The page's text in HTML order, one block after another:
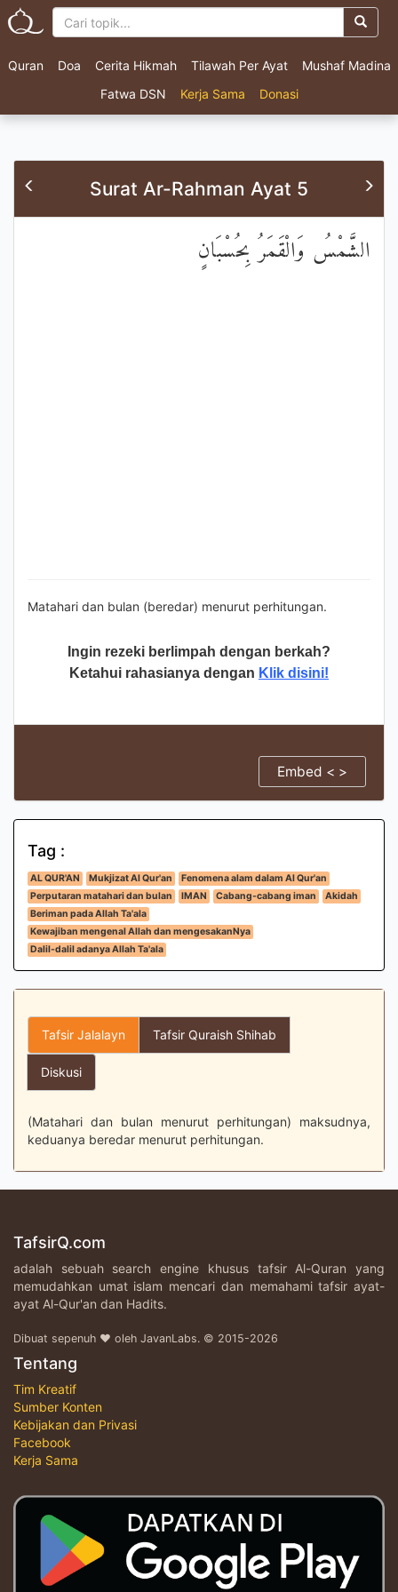
Quran Doa Cerita Hikmah Tilawah Per Ayat
Mushaf Madina
Fatwa DSN
Kerja Sama Donasi
Surat Ar-Rahman Ayat 5
الشَّمْسُ وَالْقَمَرُ بِحُسْبَانٍ
Matahari dan bulan (beredar) menurut perhitungan.
Ingin rezeki berlimpah dengan berkah?
Ketahui rahasianya dengan Klik disini!
Embed < >
Tag :
AL QUR'AN Mukjizat Al Qur'an
Fenomena alam dalam Al Qur'an
Perputaran matahari dan bulan
IMAN Cabang-cabang iman
Akidah
Beriman pada Allah Ta'ala
Kewajiban mengenal Allah dan mengesakanNya
Dalil-dalil adanya Allah Ta'ala
Tafsir Jalalayn Tafsir Quraish Shihab
Diskusi
(Matahari dan bulan menurut perhitungan) maksudnya,
keduanya beredar menurut perhitungan.
TafsirQ.com
adalah sebuah search engine khusus tafsir Al-Quran yang
memudahkan umat islam mencari dan memahami tafsir ayat-
ayat Al-Qur'an dan Hadits.
Dibuat sepenuh ♥ oleh JavanLabs. © 2015-2026
Tentang
Tim Kreatif
Sumber Konten
Kebijakan dan Privasi
Facebook
Kerja Sama